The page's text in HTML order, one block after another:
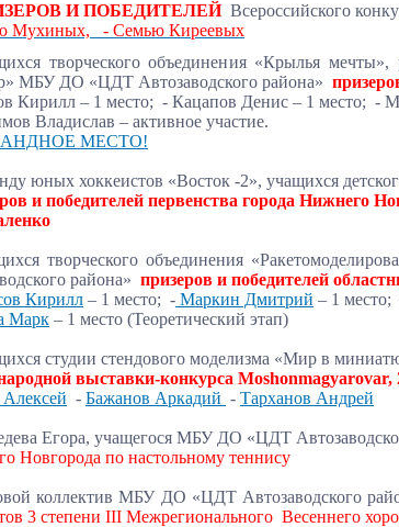
И ПОБЕДИТЕЛЕЙ Всероссийского
Мухиных, - Семью Киреевых
творческого объединения «Крылья
МБУ ДО «ЦДТ Автозаводского района»
Кирилл – 1 место; - Кацапов Денис – 1 место; -
Владислав – активное участие.
МЕСТО!
юных хоккеистов «Восток -2», учащихся
и победителей первенства города Нижнего
творческого объединения
района» призеров и победителей
Кирилл – 1 место; - Маркин Дмитрий – 1 место;
Марк – 1 место (Теоретический этап)
студии стендового моделизма «Мир в
выставки-конкурса Moshonmagyarovar,
Алексей - Бажанов Аркадий - Тарханов Андрей
Егора, учащегося МБУ ДО «ЦДТ
Новгорода по настольному теннису
коллектив МБУ ДО «ЦДТ Автозаводского
3 степени III Межрегионального Весеннего